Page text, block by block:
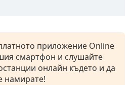
приложение Online
смартфон и слушайте
онлайн където и да
намирате!